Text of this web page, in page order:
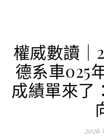
權威數讀｜
德系車025
成績單來了
2026